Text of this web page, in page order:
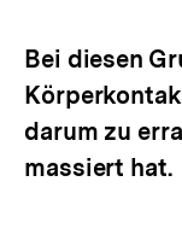
Bei diesen
darum zu
massiert hat.